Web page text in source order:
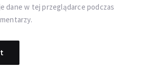
dane w tej przeglądarce podczas